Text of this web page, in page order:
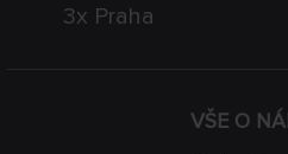
VŠE O
3x Praha